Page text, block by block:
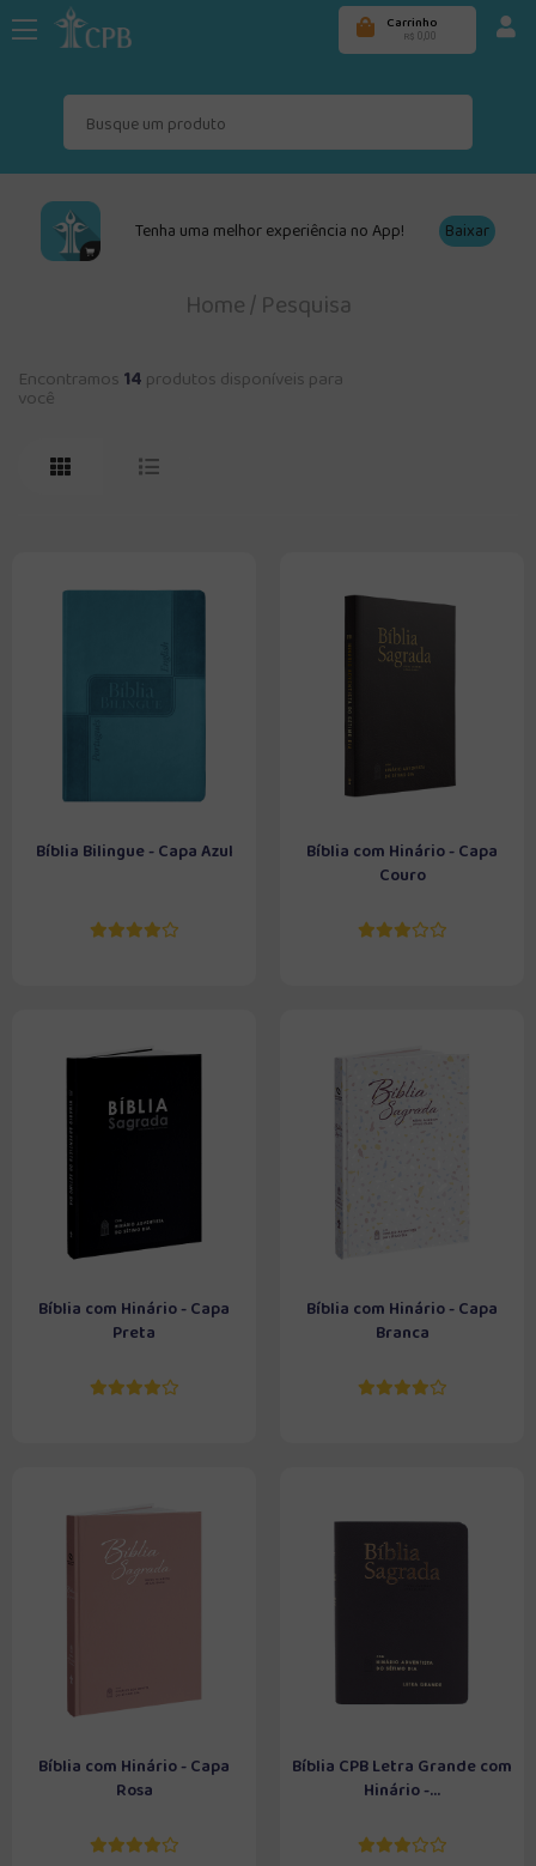
Carrinho
R$ 0,00
Tenha uma melhor experiência no App! Baixar
Home/Pesquisa
Encontramos 14 produtos disponíveis para
você
Bíblia Bilingue - Capa Azul
Bíblia com Hinário - Capa
Couro
Bíblia com Hinário - Capa
Preta
Bíblia com Hinário - Capa
Branca
Bíblia com Hinário - Capa
Rosa
Bíblia CPB Letra Grande com
Hinário -...